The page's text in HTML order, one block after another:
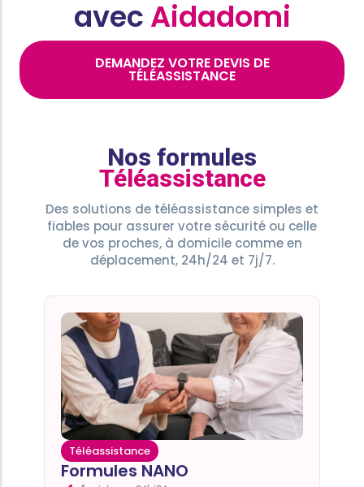
avec Aidadomi
DEMANDEZ VOTRE DEVIS DE
TÉLÉASSISTANCE
Nos formules
Téléassistance
Des solutions de téléassistance simples et
fiables pour assurer votre sécurité ou celle
de vos proches, à domicile comme en
déplacement, 24h/24 et 7j/7.
Téléassistance
Formules NANO